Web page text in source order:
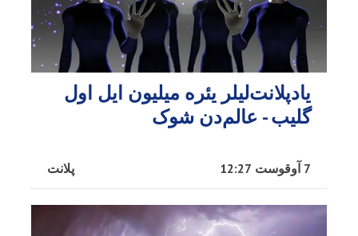
یادپلانت‌لیلر یئره میلیون ایل اول
گلیب - عالم‌دن شوک
پلانت 7 آوقوست 12:27